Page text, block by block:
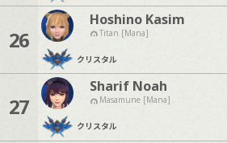
26
Hoshino Kasim
Titan [Mana]
クリスタル
27
Sharif Noah
Masamune [Mana]
クリスタル